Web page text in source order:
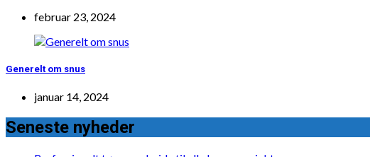
februar 23, 2024
Generelt om snus
januar 14, 2024
Seneste nyheder